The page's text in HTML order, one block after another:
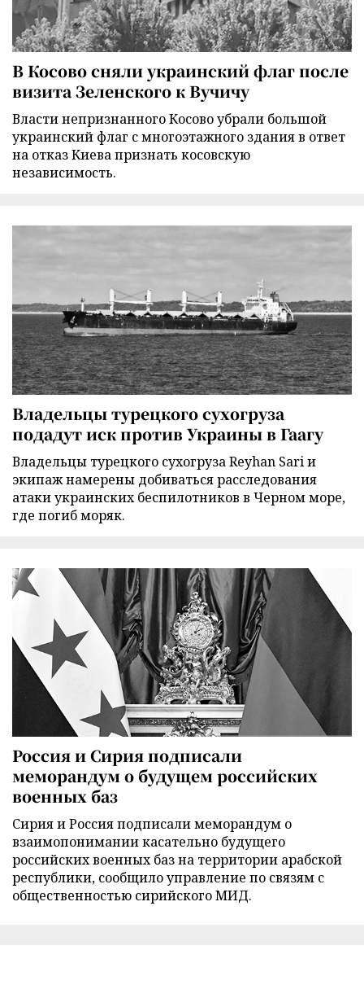
В Косово сняли украинский флаг после
визита Зеленского к Вучичу
Власти непризнанного Косово убрали большой
украинский флаг с многоэтажного здания в ответ
на отказ Киева признать косовскую
независимость.
Владельцы турецкого сухогруза
подадут иск против Украины в Гаагу
Владельцы турецкого сухогруза Reyhan Sari и
экипаж намерены добиваться расследования
атаки украинских беспилотников в Черном море,
где погиб моряк.
Россия и Сирия подписали
меморандум о будущем российских
военных баз
Сирия и Россия подписали меморандум о
взаимопонимании касательно будущего
российских военных баз на территории арабской
республики, сообщило управление по связям с
общественностью сирийского МИД.